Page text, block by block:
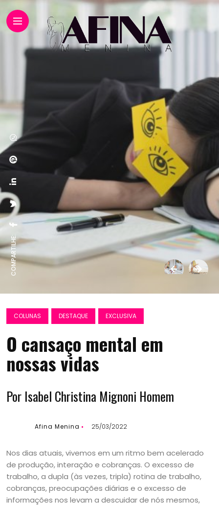
COMPARTILHE:
COLUNAS DESTAQUE EXCLUSIVA
O cansaço mental em
nossas vidas
Por Isabel Christina Mignoni Homem
Afina Menina 25/03/2022
Nos dias atuais, vivemos em um ritmo bem acelerado
de produção, interação e cobranças. O excesso de
trabalho, a dupla (às vezes, tripla) rotina de trabalho,
cobranças, preocupações diárias e o excesso de
informações nos levam a descuidar de nós mesmos,